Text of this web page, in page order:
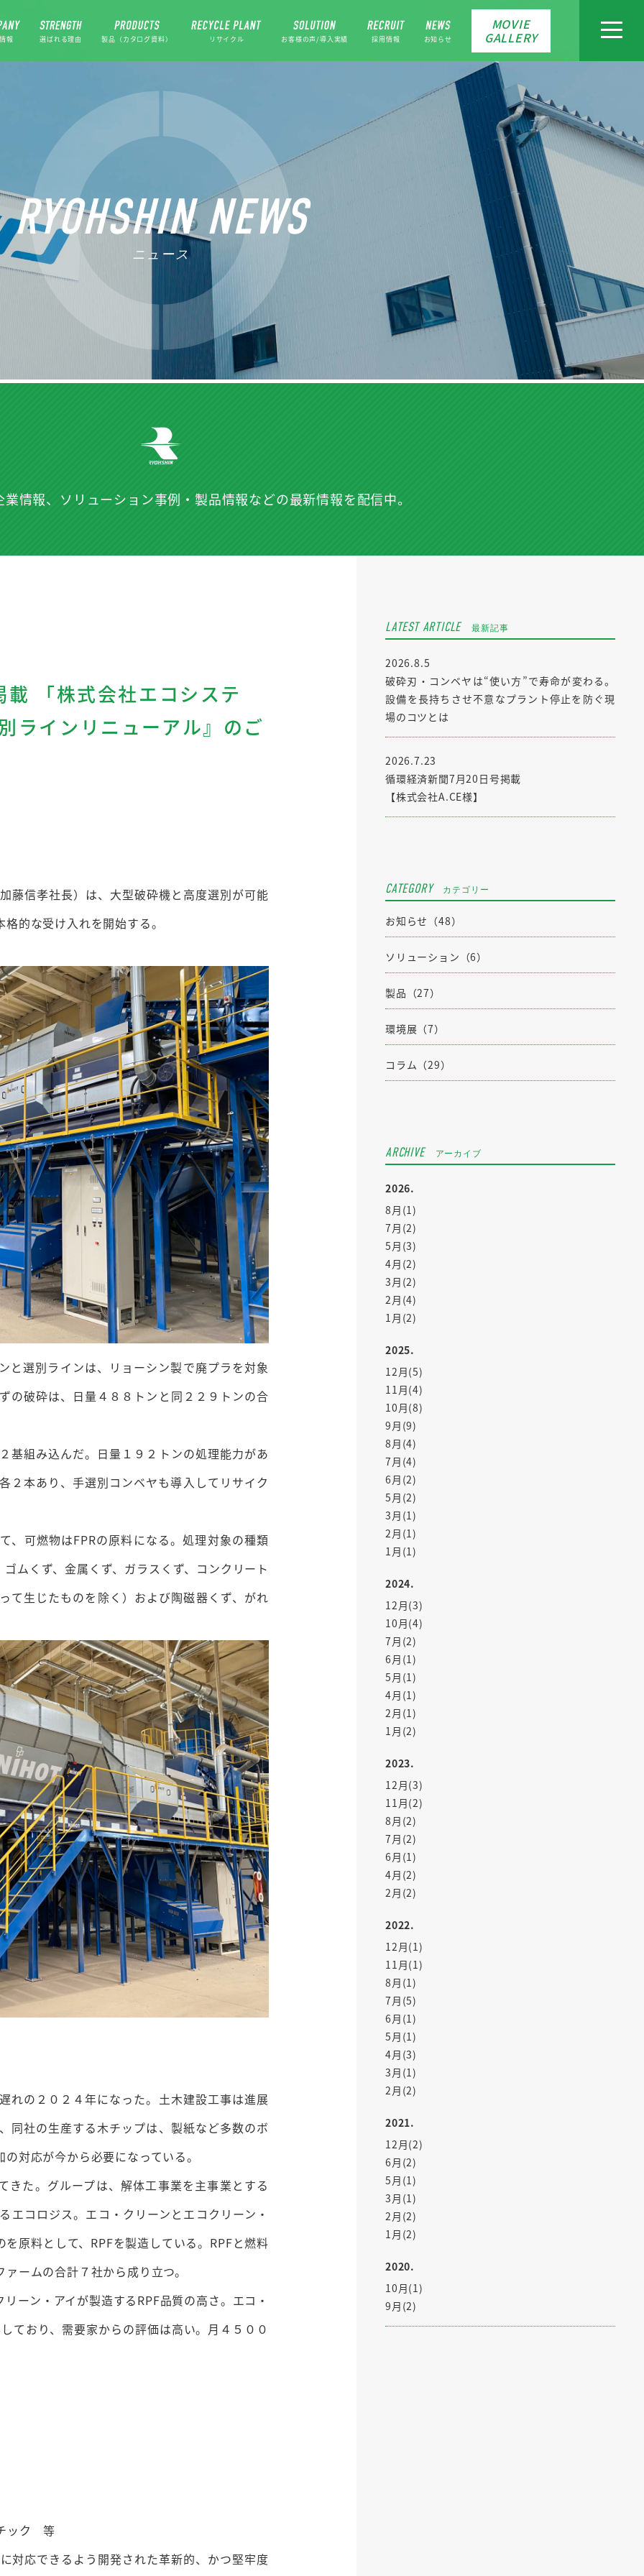
報 選ばれる理由 製品（カタログ資料） リサイクル お客様の声/導入実績 採用情報 お知らせ
MOVIE
GALLERY
toggle
RYOHSHIN NEWS
ニュース
情報、ソリューション事例・ 製品情報などの最新情報を配信中。
「株式会社エコシステ
ラインリニューアル』のご
藤信孝社長）は、大型破砕機と高度選別が可能
的な受け入れを開始する。
と選別ラインは、リョーシン製で廃プラを対象
の破砕は、日量４８８トンと同２２９トンの合
基組み込んだ。日量１９２トンの処理能力があ
２本あり、手選別コンベヤも導入してリサイク
、可燃物はFPRの原料になる。処理対象の種類
ムくず、金属くず、ガラスくず、コンクリート
て生じたものを除く）および陶磁器くず、がれ
れの２０２４年になった。土木建設工事は進展
同社の生産する木チップは、製紙など多数のボ
対応が今から必要になっている。
きた。グループは、解体工事業を主事業とする
コロジス。エコ・クリーンとエコクリーン・
原料として、RPFを製造している。RPFと燃料
ームの合計７社から成り立つ。
ーン・アイが製造するRPF品質の高さ。エコ・
ており、需要家からの評価は高い。月４５００
ック 等
対応できるよう開発された革新的、かつ堅牢度
LATEST ARTICLE 最新記事
2026.8.5
破砕刃・コンベヤは“使い方”で寿命が変わる。
設備を長持ちさせ不意なプラント停止を防ぐ現
場のコツとは
2026.7.23
循環経済新聞7月20日号掲載
【株式会社A.CE様】
CATEGORY カテゴリー
お知らせ（48）
ソリューション（6）
製品（27）
環境展（7）
コラム（29）
ARCHIVE アーカイブ
2026.
8月(1)
7月(2)
5月(3)
4月(2)
3月(2)
2月(4)
1月(2)
2025.
12月(5)
11月(4)
10月(8)
9月(9)
8月(4)
7月(4)
6月(2)
5月(2)
3月(1)
2月(1)
1月(1)
2024.
12月(3)
10月(4)
7月(2)
6月(1)
5月(1)
4月(1)
2月(1)
1月(2)
2023.
12月(3)
11月(2)
8月(2)
7月(2)
6月(1)
4月(2)
2月(2)
2022.
12月(1)
11月(1)
8月(1)
7月(5)
6月(1)
5月(1)
4月(3)
3月(1)
2月(2)
2021.
12月(2)
6月(2)
5月(1)
3月(1)
2月(2)
1月(2)
2020.
10月(1)
9月(2)